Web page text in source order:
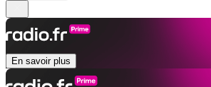
En savoir plus